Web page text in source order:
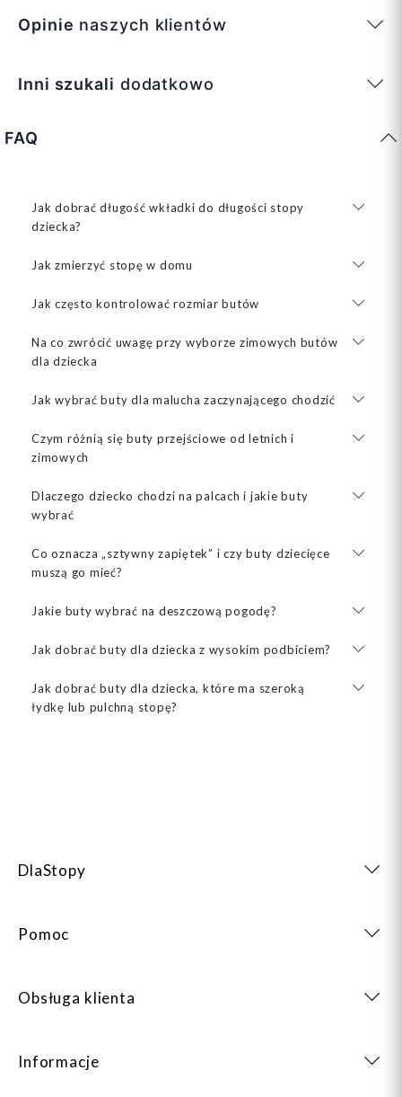
Opinie naszych klientów
Inni szukali dodatkowo
FAQ
Jak dobrać długość wkładki do długości stopy
dziecka?
Jak zmierzyć stopę w domu
Jak często kontrolować rozmiar butów
Na co zwrócić uwagę przy wyborze zimowych butów
dla dziecka
Jak wybrać buty dla malucha zaczynającego chodzić
Czym różnią się buty przejściowe od letnich i
zimowych
Dlaczego dziecko chodzi na palcach i jakie buty
wybrać
Co oznacza „sztywny zapiętek” i czy buty dziecięce
muszą go mieć?
Jakie buty wybrać na deszczową pogodę?
Jak dobrać buty dla dziecka z wysokim podbiciem?
Jak dobrać buty dla dziecka, które ma szeroką
łydkę lub pulchną stopę?
DlaStopy
Pomoc
Obsługa klienta
Informacje